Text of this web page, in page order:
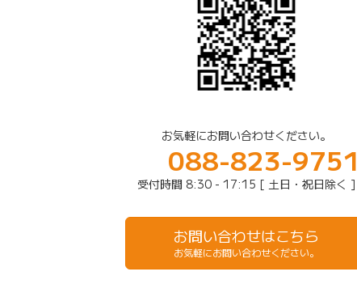
お気軽にお問い合わせください。
088-823-9751
受付時間 8:30 - 17:15 [ 土日・祝日除く ]
お問い合わせはこちら
お気軽にお問い合わせください。